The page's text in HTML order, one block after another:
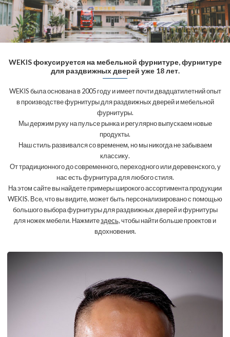
WEKIS фокусируется на мебельной фурнитуре, фурнитуре
для раздвижных дверей уже 18 лет.
WEKIS была основана в 2005 году и имеет почти двадцатилетний опыт
в производстве фурнитуры для раздвижных дверей и мебельной
фурнитуры.
Мы держим руку на пульсе рынка и регулярно выпускаем новые
продукты.
Наш стиль развивался со временем, но мы никогда не забываем
классику.
От традиционного до современного, переходного или деревенского, у
нас есть фурнитура для любого стиля.
На этом сайте вы найдете примеры широкого ассортимента продукции
WEKIS. Все, что вы видите, может быть персонализировано с помощью
большого выбора фурнитуры для раздвижных дверей и фурнитуры
для ножек мебели. Нажмитездесь,чтобы найти больше проектов и
вдохновения.